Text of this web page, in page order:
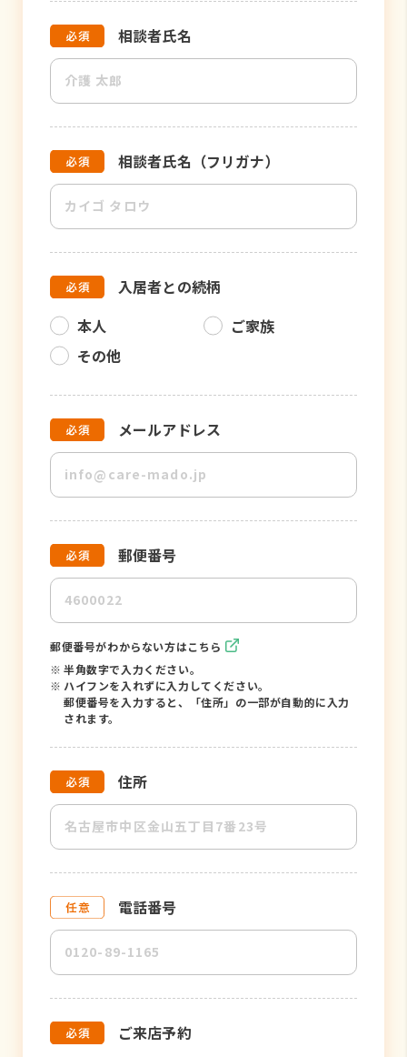
相談者氏名
相談者氏名（フリガナ）
入居者との続柄
本人
ご家族
その他
メールアドレス
郵便番号
郵便番号がわからない方はこちら
※ 半角数字で入力ください。
※ ハイフンを入れずに入力してください。
郵便番号を入力すると、「住所」の一部が自動的に入力
されます。
住所
電話番号
ご来店予約